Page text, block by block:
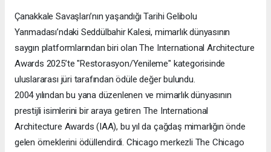
Çanakkale Savaşları’nın yaşandığı Tarihi Gelibolu
Yarımadası’ndaki Seddülbahir Kalesi, mimarlık dünyasının
saygın platformlarından biri olan The International Architecture
Awards 2025’te "Restorasyon/Yenileme" kategorisinde
uluslararası jüri tarafından ödüle değer bulundu.
2004 yılından bu yana düzenlenen ve mimarlık dünyasının
prestijli isimlerini bir araya getiren The International
Architecture Awards (IAA), bu yıl da çağdaş mimarlığın önde
gelen örneklerini ödüllendirdi. Chicago merkezli The Chicago